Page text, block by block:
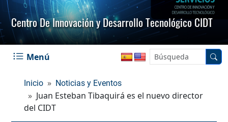
Centro De Innovación y Desarrollo Tecnológico CIDT
Menú
Inicio Noticias y Eventos
Juan Esteban Tibaquirá es el nuevo director
del CIDT